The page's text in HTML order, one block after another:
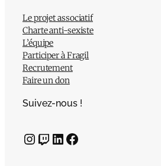
Le projet associatif
Charte anti-sexiste
L’équipe
Participer à Fragil
Recrutement
Faire un don
Suivez-nous !
InstagramTwitch LinkedIn Facebook